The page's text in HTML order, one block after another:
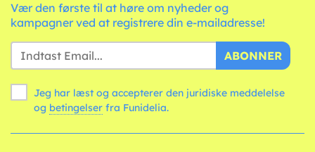
Vær den første til at høre om nyheder og
kampagner ved at registrere din e-mailadresse!
ABONNER
Jeg har læst og accepterer den juridiske meddelelse
og betingelser fra Funidelia.